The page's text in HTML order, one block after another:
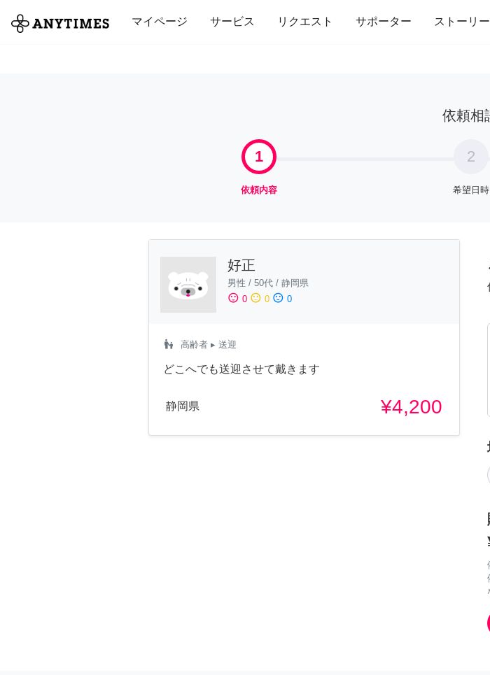
マイページ サービス リクエスト サポーター ストーリー
全て 修理・組立 家事 引っ越し インテリア 趣味・習い事
依頼相
1
依頼内容
2
希望日時
好正
男性 / 50代 / 静岡県
sentiment_satisfied 0 sentiment_neutral 0 sentiment_dissatisfied 0
escalator_warning 高齢者 ▸ 送迎
どこへでも送迎させて戴きます
静岡県 ¥4,200